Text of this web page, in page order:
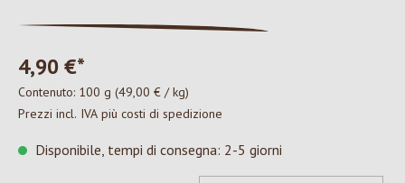
4,90 €*
Contenuto: 100 g (49,00 € / kg)
Prezzi incl. IVA più costi di spedizione
Disponibile, tempi di consegna: 2-5 giorni